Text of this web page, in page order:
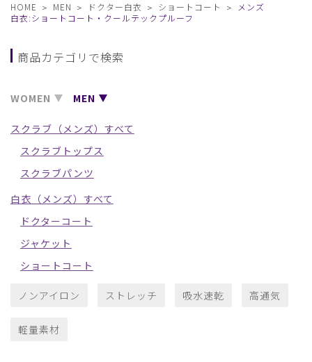
HOME MEN ドクター白衣 ショートコート
メンズ
白衣:ショートコート・クールテックプルーフ
商品カテゴリで検索
WOMEN MEN
スクラブ（メンズ）すべて
スクラブトップス
スクラブパンツ
白衣（メンズ）すべて
ドクターコート
ジャケット
ショートコート
ノンアイロン ストレッチ 吸水速乾 高通気
軽量素材